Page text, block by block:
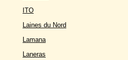
ITO
Laines du Nord
Lamana
Laneras